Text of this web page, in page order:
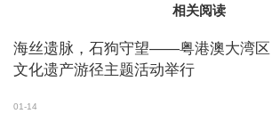
相关阅读
海丝遗脉，石狗守望——粤港澳大湾区
文化遗产游径主题活动举行
01-14